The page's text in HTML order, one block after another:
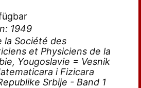
1949
la Société des
et Physiciens de la
Yougoslavie = Vesnik
i Fizicara
Srbije - Band 1